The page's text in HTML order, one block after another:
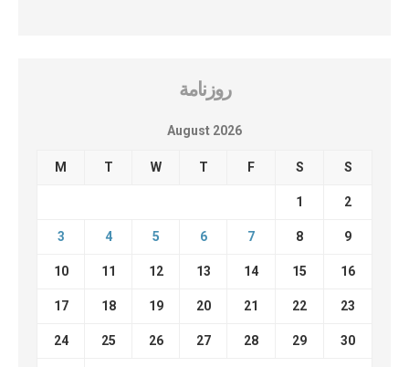
روزنامة
August 2026
M T W T F S S
1 2
3 4 5 6 7 8 9
10 11 12 13 14 15 16
17 18 19 20 21 22 23
24 25 26 27 28 29 30